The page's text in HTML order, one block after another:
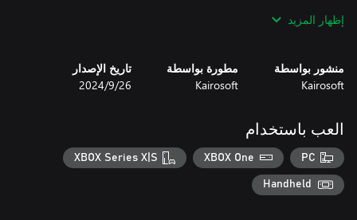
virtual crops and livestock. Try to make your farm the biggest
Plant new fields, train your workers and expand the size of your
farm. After tourism facilities become available, you will also be
إظهار المزيد
منشور بواسطة
Kairosoft
مطورة بواسطة
Kairosoft
تاريخ الإصدار
26‏/9‏/2024
العب باستخدام
PC
XBOX One
XBOX Series X|S
Handheld